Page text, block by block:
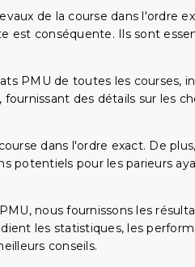
de la course dans l'ordre
est conséquente. Ils sont
PMU de toutes les courses,
des détails sur les
dans l'ordre exact. De
potentiels pour les parieurs
nous fournissons les
les statistiques, les
conseils.